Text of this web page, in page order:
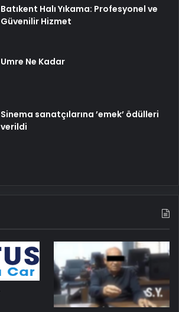
Batıkent Halı Yıkama: Profesyonel ve
Güvenilir Hizmet
Umre Ne Kadar
Sinema sanatçılarına ’emek’ ödülleri
verildi